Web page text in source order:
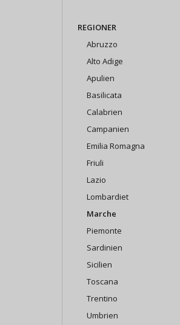
REGIONER
Abruzzo
Alto Adige
Apulien
Basilicata
Calabrien
Campanien
Emilia Romagna
Friuli
Lazio
Lombardiet
Marche
Piemonte
Sardinien
Sicilien
Toscana
Trentino
Umbrien